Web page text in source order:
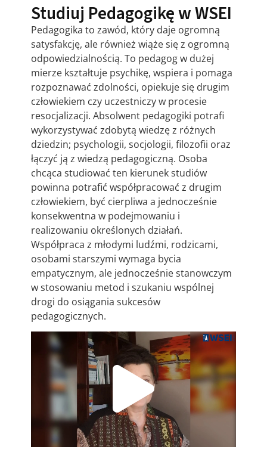
Studiuj Pedagogikę w WSEI
Pedagogika to zawód, który daje ogromną
satysfakcję, ale również wiąże się z ogromną
odpowiedzialnością. To pedagog w dużej
mierze kształtuje psychikę, wspiera i pomaga
rozpoznawać zdolności, opiekuje się drugim
człowiekiem czy uczestniczy w procesie
resocjalizacji. Absolwent pedagogiki potrafi
wykorzystywać zdobytą wiedzę z różnych
dziedzin; psychologii, socjologii, filozofii oraz
łączyć ją z wiedzą pedagogiczną. Osoba
chcąca studiować ten kierunek studiów
powinna potrafić współpracować z drugim
człowiekiem, być cierpliwa a jednocześnie
konsekwentna w podejmowaniu i
realizowaniu określonych działań.
Współpraca z młodymi ludźmi, rodzicami,
osobami starszymi wymaga bycia
empatycznym, ale jednocześnie stanowczym
w stosowaniu metod i szukaniu wspólnej
drogi do osiągania sukcesów
pedagogicznych.